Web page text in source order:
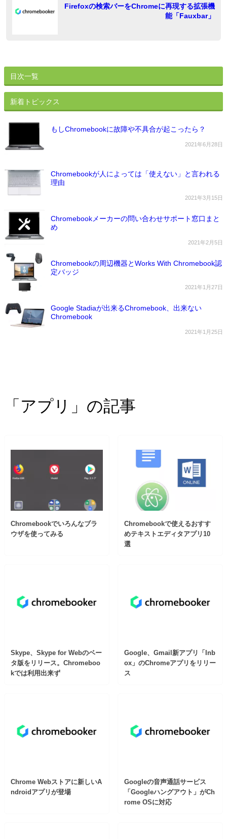
Firefoxの検索バーをChromeに再現する拡張機
能「Fauxbar」
目次一覧
新着トピックス
もしChromebookに故障や不具合が起こったら？
2021年6月28日
Chromebookが人によっては「使えない」と言われる
理由
2021年3月15日
Chromebookメーカーの問い合わせサポート窓口まと
め
2021年2月5日
Chromebookの周辺機器とWorks With Chromebook認
定バッジ
2021年1月27日
Google Stadiaが出来るChromebook、出来ない
Chromebook
2021年1月25日
「アプリ」の記事
Chromebookでいろんなブラ
ウザを使ってみる
Chromebookで使えるおすす
めテキストエディタアプリ10
選
Skype、Skype for Webのベー
タ版をリリース。Chromeboo
kでは利用出来ず
Google、Gmail新アプリ「Inb
ox」のChromeアプリをリリー
ス
Chrome Webストアに新しいA
ndroidアプリが登場
Googleの音声通話サービス
「Googleハングアウト」がCh
rome OSに対応